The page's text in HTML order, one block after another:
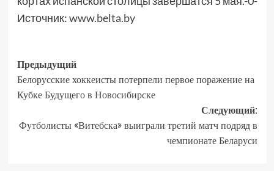
Источник:www.belta.by
Предыдущий
Белорусские хоккеисты потерпели первое поражение на
Кубке Будущего в Новосибирске
Следующий:
Футболисты «Витебска» выиграли третий матч подряд в
чемпионате Беларуси